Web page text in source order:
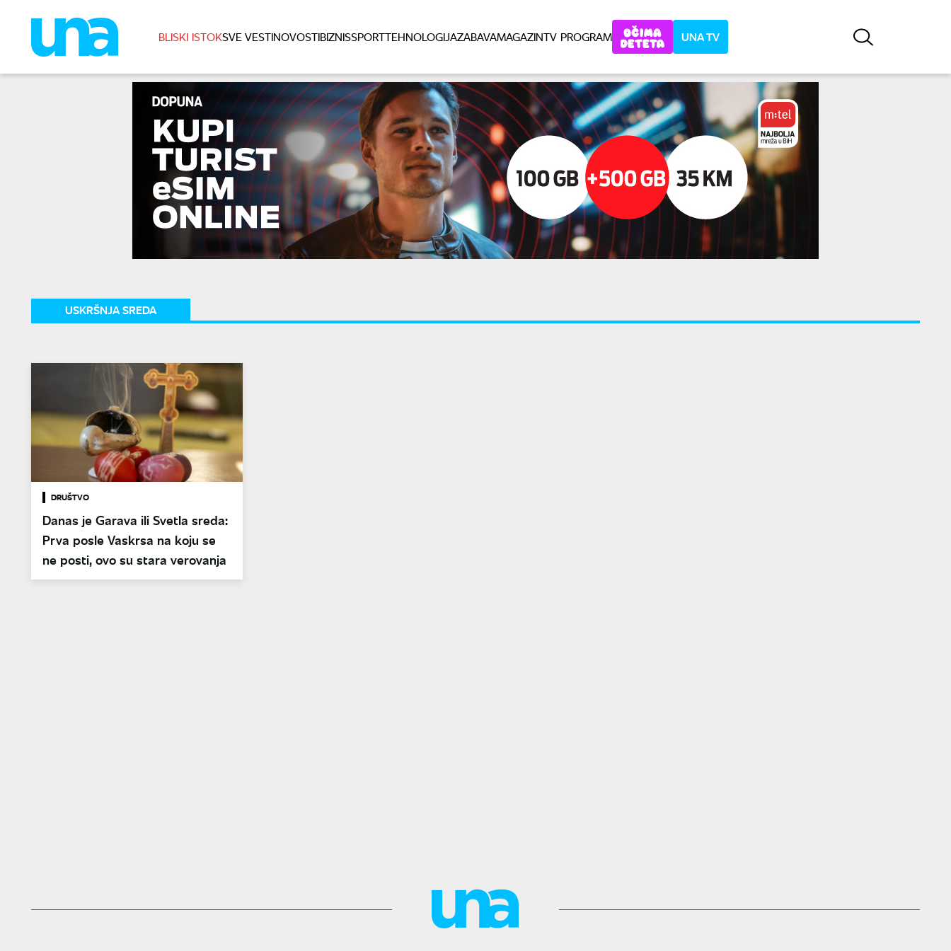
BLISKI ISTOKSVE VESTINOVOSTIBIZNISSPORTTEHNOLOGIJAZABAVAMAGAZINTV PROGRAM UNA TV
USKRŠNJA SREDA
DRUŠTVO
Danas je Garava ili Svetla sreda:
Prva posle Vaskrsa na koju se
ne posti, ovo su stara verovanja